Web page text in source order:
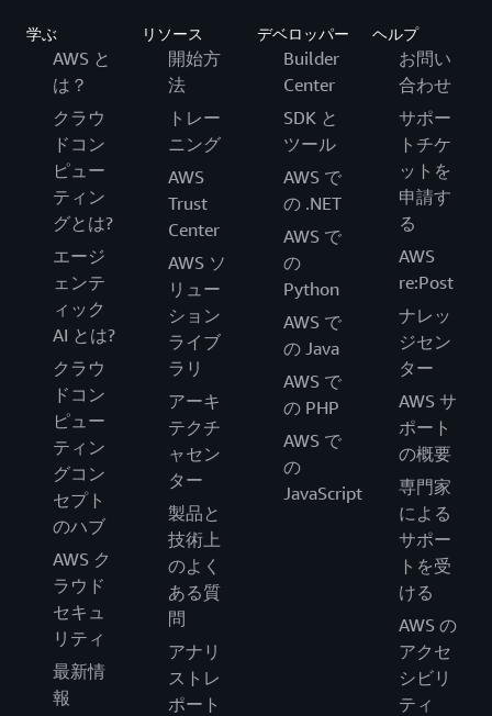
学ぶ
AWS と
は？
クラウ
ドコン
ピュー
ティン
グとは?
エージ
ェンテ
ィック
AI とは?
クラウ
ドコン
ピュー
ティン
グコン
セプト
のハブ
AWS ク
ラウド
セキュ
リティ
最新情
報
リソース
開始方
法
トレー
ニング
AWS
Trust
Center
AWS ソ
リュー
ション
ライブ
ラリ
アーキ
テクチ
ャセン
ター
製品と
技術上
のよく
ある質
問
アナリ
ストレ
ポート
デベロッパー
Builder
Center
SDK と
ツール
AWS で
の .NET
AWS で
の
Python
AWS で
の Java
AWS で
の PHP
AWS で
の
JavaScript
ヘルプ
お問い
合わせ
サポー
トチケ
ットを
申請す
る
AWS
re:Post
ナレッ
ジセン
ター
AWS サ
ポート
の概要
専門家
による
サポー
トを受
ける
AWS の
アクセ
シビリ
ティ